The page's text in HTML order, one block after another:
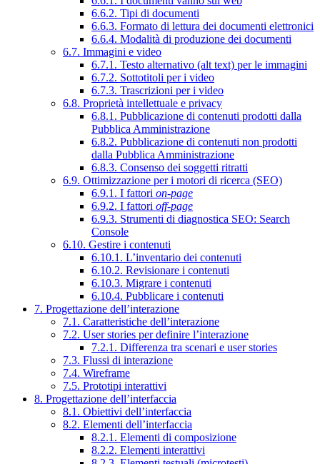
6.6.2. Tipi di documenti
6.6.3. Formato di lettura dei documenti elettronici
6.6.4. Modalità di produzione dei documenti
6.7. Immagini e video
6.7.1. Testo alternativo (alt text) per le immagini
6.7.2. Sottotitoli per i video
6.7.3. Trascrizioni per i video
6.8. Proprietà intellettuale e privacy
6.8.1. Pubblicazione di contenuti prodotti dalla
Pubblica Amministrazione
6.8.2. Pubblicazione di contenuti non prodotti
dalla Pubblica Amministrazione
6.8.3. Consenso dei soggetti ritratti
6.9. Ottimizzazione per i motori di ricerca (SEO)
6.9.1. I fattori on-page
6.9.2. I fattori off-page
6.9.3. Strumenti di diagnostica SEO: Search
Console
6.10. Gestire i contenuti
6.10.1. L’inventario dei contenuti
6.10.2. Revisionare i contenuti
6.10.3. Migrare i contenuti
6.10.4. Pubblicare i contenuti
7. Progettazione dell’interazione
7.1. Caratteristiche dell’interazione
7.2. User stories per definire l’interazione
7.2.1. Differenza tra scenari e user stories
7.3. Flussi di interazione
7.4. Wireframe
7.5. Prototipi interattivi
8. Progettazione dell’interfaccia
8.1. Obiettivi dell’interfaccia
8.2. Elementi dell’interfaccia
8.2.1. Elementi di composizione
8.2.2. Elementi interattivi